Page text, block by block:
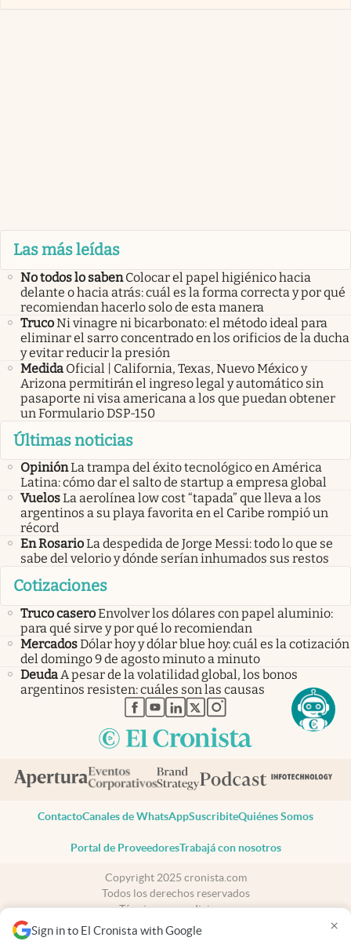
Sign in to El Cronista with Google ×
Las más leídas
No todos lo saben Colocar el papel higiénico hacia
delante o hacia atrás: cuál es la forma correcta y por qué
recomiendan hacerlo solo de esta manera
TrucoNi vinagre ni bicarbonato: el método ideal para
eliminar el sarro concentrado en los orificios de la ducha
y evitar reducir la presión
Medida Oficial | California, Texas, Nuevo México y
Arizona permitirán el ingreso legal y automático sin
pasaporte ni visa americana a los que puedan obtener
un Formulario DSP-150
Últimas noticias
OpiniónLa trampa del éxito tecnológico en América
Latina: cómo dar el salto de startup a empresa global
VuelosLa aerolínea low cost “tapada” que lleva a los
argentinos a su playa favorita en el Caribe rompió un
récord
En RosarioLa despedida de Jorge Messi: todo lo que se
sabe del velorio y dónde serían inhumados sus restos
Cotizaciones
Truco caseroEnvolver los dólares con papel aluminio:
para qué sirve y por qué lo recomiendan
MercadosDólar hoy y dólar blue hoy: cuál es la cotización
del domingo 9 de agosto minuto a minuto
Deuda A pesar de la volatilidad global, los bonos
argentinos resisten: cuáles son las causas
abre en nueva pestaña
abre en nueva pestaña
abre en nueva pestaña
abre en nueva pestaña
abre en nueva pestaña
ContactoCanales de WhatsAppSuscribiteQuiénes Somos
Portal de ProveedoresTrabajá con nosotros
Copyright 2025 cronista.com
Todos los derechos reservados
Términos y condiciones
Privacidad
Consentimiento